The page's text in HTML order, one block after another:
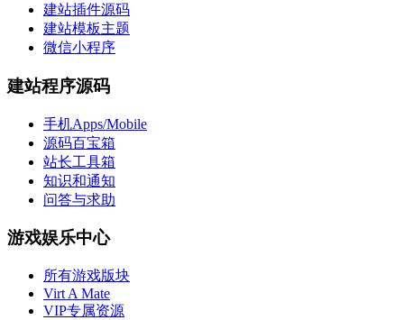
建站插件源码
建站模板主题
微信小程序
建站程序源码
手机Apps/Mobile
源码百宝箱
站长工具箱
知识和通知
问答与求助
游戏娱乐中心
所有游戏版块
Virt A Mate
VIP专属资源